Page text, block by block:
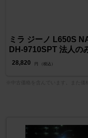
ミラ ジーノ L650S
DH-9710SPT 法人の
28,820 円 （税込）